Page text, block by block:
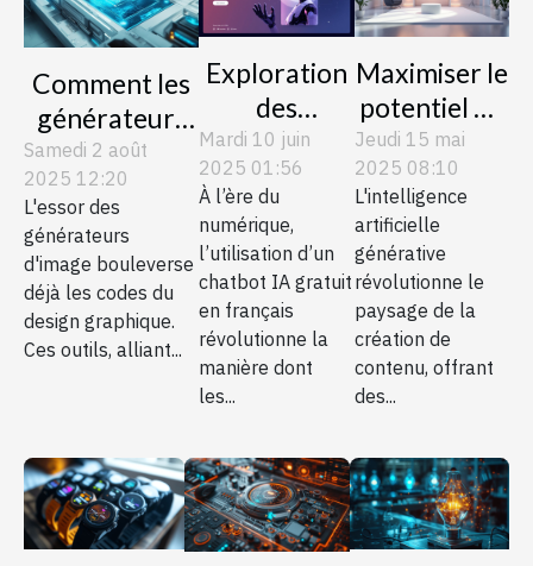
Comment les
générateurs
d'image
transforment-
ils le monde du
design
graphique ?
Samedi 2 août
2025 12:20
L'essor des
générateurs
d'image bouleverse
déjà les codes du
design graphique.
Ces outils, alliant...
Exploration
des
avantages
de
l'utilisation
d'un chatbot
IA gratuit en
français
Mardi 10 juin
2025 01:56
À l’ère du
numérique,
l’utilisation d’un
chatbot IA gratuit
en français
révolutionne la
manière dont
les...
Maximiser le
potentiel de
l'IA
générative
pour la
création de
contenu
Jeudi 15 mai
2025 08:10
L'intelligence
artificielle
générative
révolutionne le
paysage de la
création de
contenu, offrant
des...